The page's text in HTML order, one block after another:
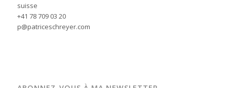
suisse
+41 78 709 03 20
p@patriceschreyer.com